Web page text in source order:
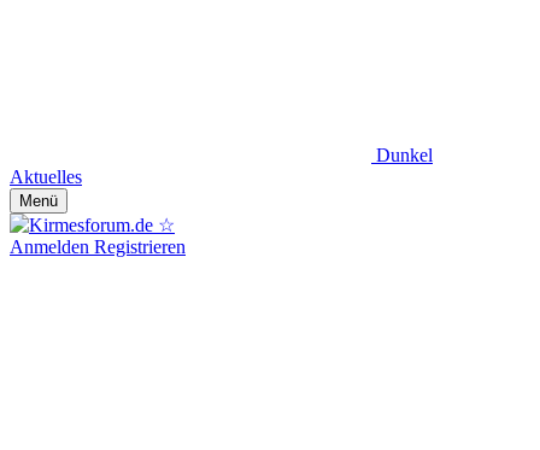
Dunkel
Aktuelles
Menü
Anmelden Registrieren